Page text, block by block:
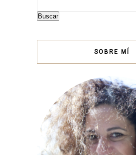
Buscar
SOBRE MÍ